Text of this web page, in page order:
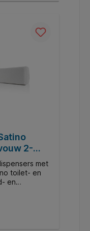
2-
15x214met
toilet- en
en
van
door